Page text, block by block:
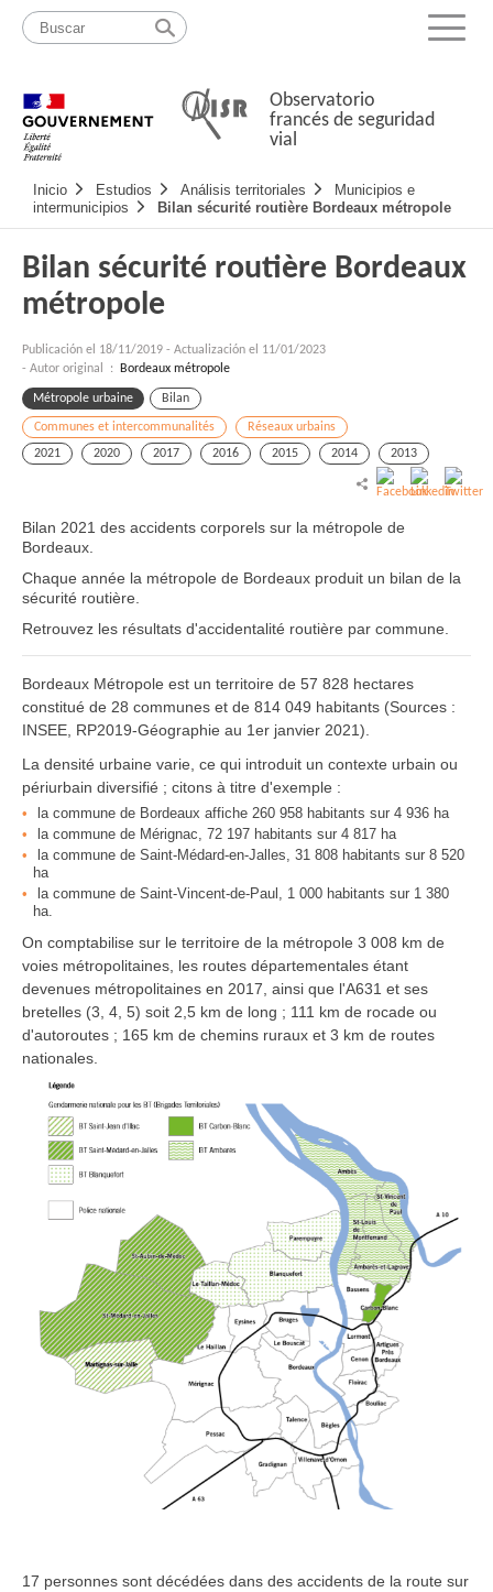
Pasar
contenido
Mapa
web
Menu
Observatorio
francés de seguridad
vial
Navigation
principale
Inicio Estudios Análisis territoriales
Municipios e
intermunicipios
Bilan sécurité routière Bordeaux métropole
Bilan sécurité routière Bordeaux
métropole
Publicación el 18/11/2019 - Actualización el 11/01/2023
- Autor original :
Bordeaux métropole
Métropole urbaine Bilan
Communes et intercommunalités
Réseaux urbains
2021
2020 2017 2016 2015 2014 2013
Bilan 2021 des accidents corporels sur la métropole de
Bordeaux.
Chaque année la métropole de Bordeaux produit un bilan de la
sécurité routière.
Retrouvez les résultats d'accidentalité routière par commune.
Bordeaux Métropole est un territoire de 57 828 hectares
constitué de 28 communes et de 814 049 habitants (Sources :
INSEE, RP2019-Géographie au 1er janvier 2021).
La densité urbaine varie, ce qui introduit un contexte urbain ou
périurbain diversifié ; citons à titre d'exemple :
la commune de Bordeaux affiche 260 958 habitants sur 4 936 ha
la commune de Mérignac, 72 197 habitants sur 4 817 ha
la commune de Saint-Médard-en-Jalles, 31 808 habitants sur 8 520
ha
la commune de Saint-Vincent-de-Paul, 1 000 habitants sur 1 380
ha.
On comptabilise sur le territoire de la métropole 3 008 km de
voies métropolitaines, les routes départementales étant
devenues métropolitaines en 2017, ainsi que l'A631 et ses
bretelles (3, 4, 5) soit 2,5 km de long ; 111 km de rocade ou
d'autoroutes ; 165 km de chemins ruraux et 3 km de routes
nationales.
17 personnes sont décédées dans des accidents de la route sur